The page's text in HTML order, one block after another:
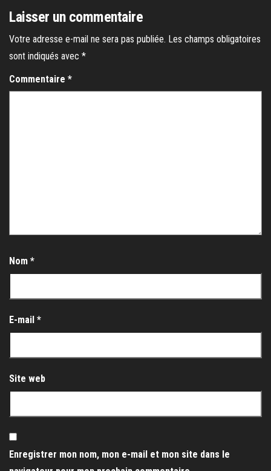
Laisser un commentaire
Votre adresse e-mail ne sera pas publiée. Les champs obligatoires
sont indiqués avec *
Commentaire *
Nom *
E-mail *
Site web
Enregistrer mon nom, mon e-mail et mon site dans le